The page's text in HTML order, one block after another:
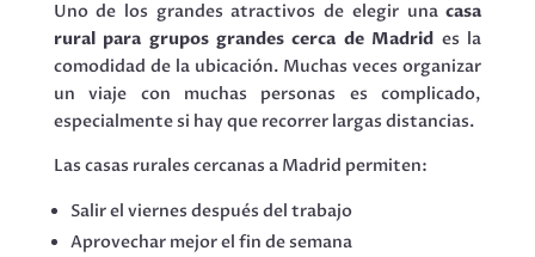
Uno de los grandes atractivos de elegir unacasa
rural para grupos grandes cerca de Madrid es la
comodidad de la ubicación. Muchas veces organizar
un viaje con muchas personas es complicado,
especialmente si hay que recorrer largas distancias.
Las casas rurales cercanas a Madrid permiten:
Salir el viernes después del trabajo
Aprovechar mejor el fin de semana